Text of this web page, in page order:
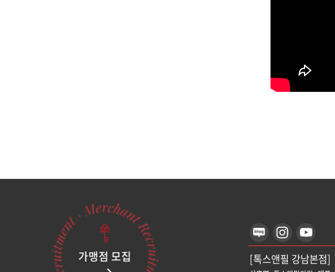
가맹점 모집 [톡스앤필 강남본점]